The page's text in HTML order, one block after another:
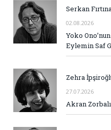
Serkan
02.08.2026
Yoko
Eylemin Saf
Zehra
27.07.2026
Akran